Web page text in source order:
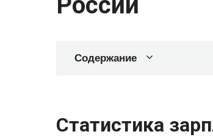
Содержание
Статистика